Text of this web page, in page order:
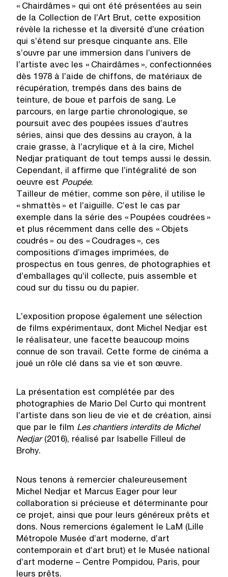
« Chairdâmes » qui ont été présentées au sein
de la Collection de l’Art Brut, cette exposition
révèle la richesse et la diversité d’une création
qui s’étend sur presque cinquante ans. Elle
s’ouvre par une immersion dans l’univers de
l’artiste avec les « Chairdâmes », confectionnées
dès 1978 à l’aide de chiffons, de matériaux de
récupération, trempés dans des bains de
teinture, de boue et parfois de sang. Le
parcours, en large partie chronologique, se
poursuit avec des poupées issues d’autres
séries, ainsi que des dessins au crayon, à la
craie grasse, à l’acrylique et à la cire, Michel
Nedjar pratiquant de tout temps aussi le dessin.
Cependant, il affirme que l’intégralité de son
oeuvre est Poupée.
Tailleur de métier, comme son père, il utilise le
« shmattès » et l’aiguille. C’est le cas par
exemple dans la série des « Poupées coudrées »
et plus récemment dans celle des « Objets
coudrés » ou des « Coudrages », ces
compositions d’images imprimées, de
prospectus en tous genres, de photographies et
d’emballages qu’il collecte, puis assemble et
coud sur du tissu ou du papier.
L’exposition propose également une sélection
de films expérimentaux, dont Michel Nedjar est
le réalisateur, une facette beaucoup moins
connue de son travail. Cette forme de cinéma a
joué un rôle clé dans sa vie et son œuvre.
La présentation est complétée par des
photographies de Mario Del Curto qui montrent
l’artiste dans son lieu de vie et de création, ainsi
que par le film Les chantiers interdits de Michel
Nedjar(2016), réalisé par Isabelle Filleul de
Brohy.
Nous tenons à remercier chaleureusement
Michel Nedjar et Marcus Eager pour leur
collaboration si précieuse et déterminante pour
ce projet, ainsi que pour leurs généreux prêts et
dons. Nous remercions également le LaM (Lille
Métropole Musée d’art moderne, d’art
contemporain et d’art brut) et le Musée national
d’art moderne – Centre Pompidou, Paris, pour
leurs prêts.